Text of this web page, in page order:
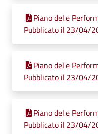
Piano delle
Pubblicato il 23/04/
Piano delle
Pubblicato il 23/04/
Piano delle
Pubblicato il 23/04/